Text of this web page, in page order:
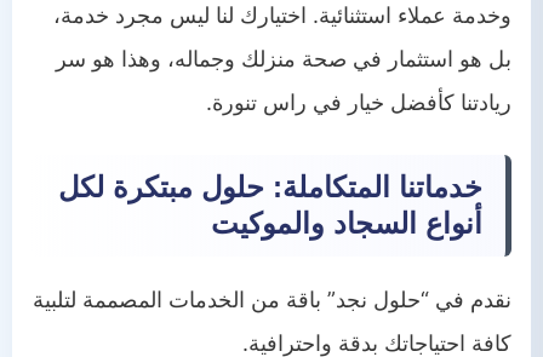
وخدمة عملاء استثنائية. اختيارك لنا ليس مجرد خدمة،
بل هو استثمار في صحة منزلك وجماله، وهذا هو سر
ريادتنا كأفضل خيار في راس تنورة.
خدماتنا المتكاملة: حلول مبتكرة لكل
أنواع السجاد والموكيت
نقدم في “حلول نجد” باقة من الخدمات المصممة لتلبية
كافة احتياجاتك بدقة واحترافية.